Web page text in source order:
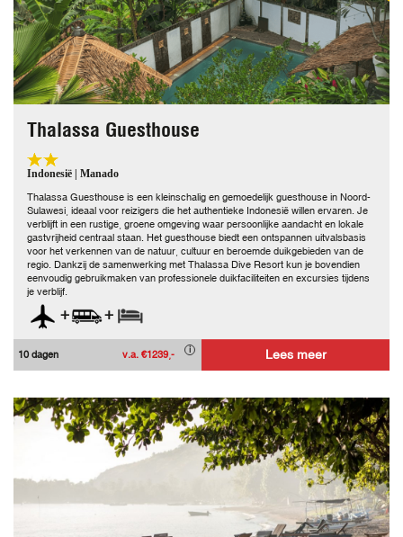
Thalassa Guesthouse
Indonesië | Manado
Thalassa Guesthouse is een kleinschalig en gemoedelijk guesthouse in Noord-
Sulawesi, ideaal voor reizigers die het authentieke Indonesië willen ervaren. Je
verblijft in een rustige, groene omgeving waar persoonlijke aandacht en lokale
gastvrijheid centraal staan. Het guesthouse biedt een ontspannen uitvalsbasis
voor het verkennen van de natuur, cultuur en beroemde duikgebieden van de
regio. Dankzij de samenwerking met Thalassa Dive Resort kun je bovendien
eenvoudig gebruikmaken van professionele duikfaciliteiten en excursies tijdens
je verblijf.
+ +
10 dagen v.a. €1239,- Lees meer